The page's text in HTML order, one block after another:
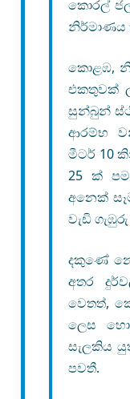
කොරල්
නිර්මාණය
කොළඹ,
එකතුවක්
සුන්බුන්
ආරම්භ
මීටර් 10
25 ක්
අනෙක්
වැඩි
දකුණේ
අතර
වෙතත්,
ලෙස
සැලකිය
පවතී.